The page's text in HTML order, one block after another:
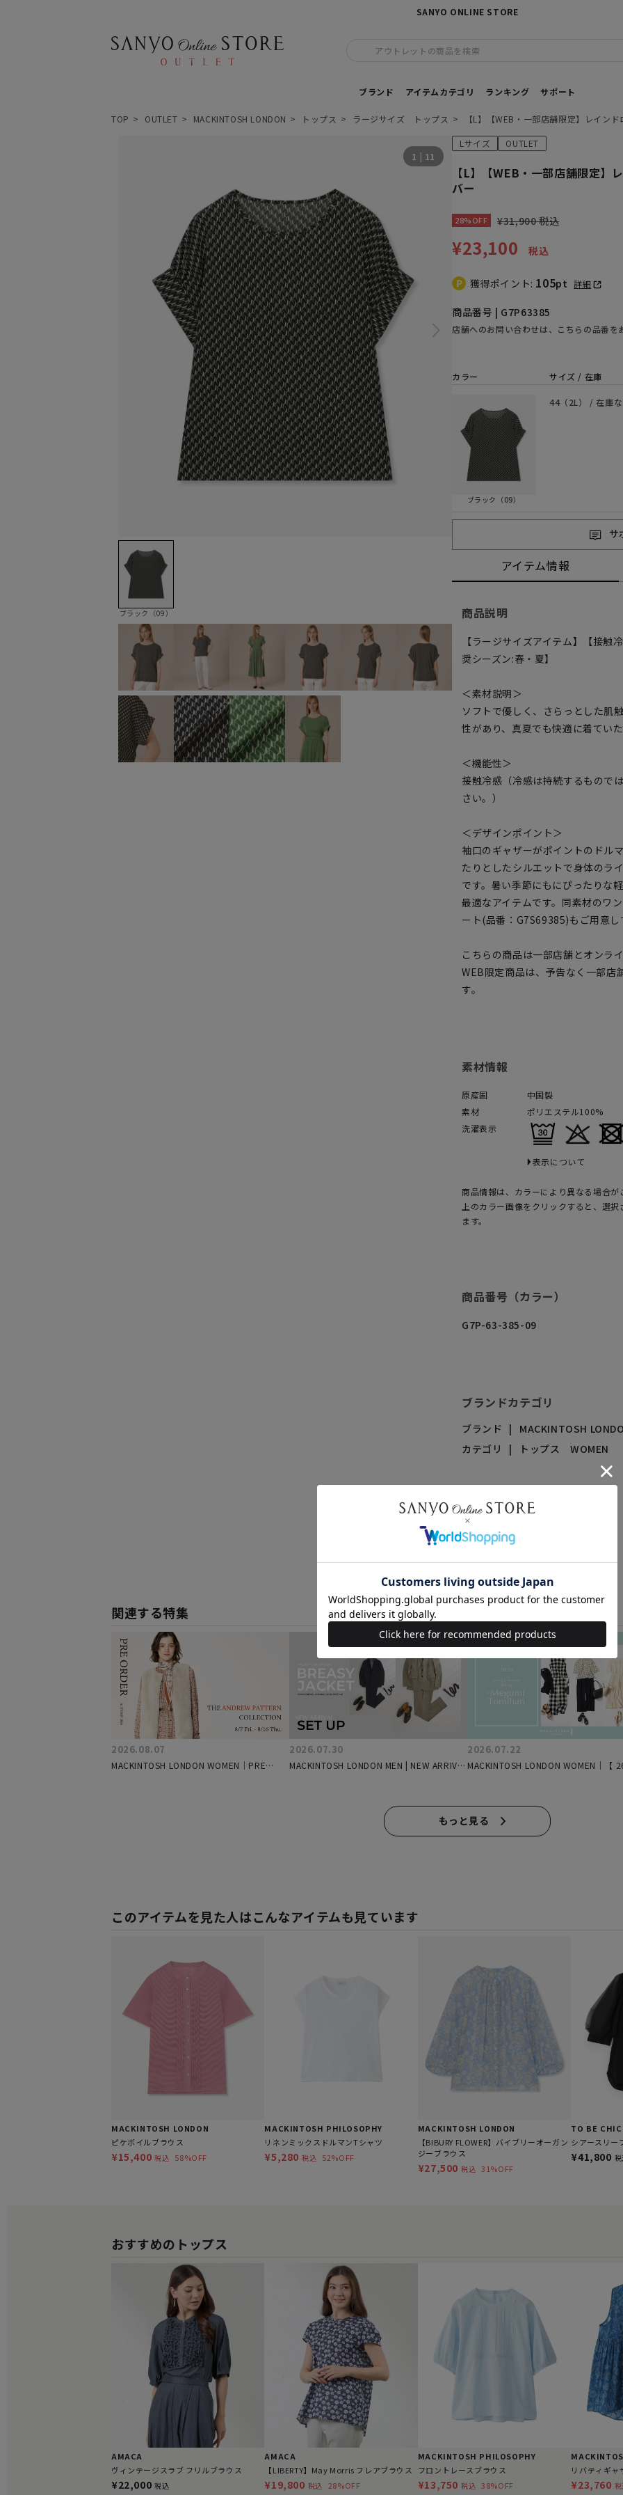
SANYO ONLINE STORE
アウトレットの商品を検索
ブランド アイテムカテゴリ ランキング サポート
TOP OUTLET MACKINTOSH LONDON トップス ラージサイズ トップス 【L】【WEB・一部店舗限定】レイン
1 | 11
ブラック（09）
Lサイズ OUTLET
【L】【WEB・一部店舗限定】
バー
28%OFF ¥31,900 税込
¥23,100 税込
獲得ポイント: 105pt 詳細
商品番号 | G7P63385
店舗へのお問い合わせは、こちらの品番を
カラー サイズ / 在庫
ブラック（09）
44（2L） / 在庫
サ
アイテム情報
商品説明
【ラージサイズアイテム】【接触
奨シーズン:春・夏】
＜素材説明＞
ソフトで優しく、さらっとした肌
性があり、真夏でも快適に着てい
＜機能性＞
接触冷感（冷感は持続するもので
さい。）
＜デザインポイント＞
袖口のギャザーがポイントのドル
たりとしたシルエットで身体のラ
です。暑い季節にもにぴったりな
最適なアイテムです。同素材のワ
ート(品番：G7S69385)もご用意
こちらの商品は一部店舗とオンラ
WEB限定商品は、予告なく一部店
す。
素材情報
原産国
中国製
素材
ポリエステル100%
洗濯表示
表示について
商品情報は、カラーにより異なる場合が
上のカラー画像をクリックすると、選
ます。
商品番号（カラー）
G7P-63-385-09
ブランドカテゴリ
ブランド
MACKINTOSH
カテゴリ
トップス WOMEN
SNSシェア
関連する特集
2026.08.07
MACKINTOSH LONDON WOMEN｜PRE
2026.07.30
MACKINTOSH LONDON MEN | NEW ARRIVAL
2026.07.22
MACKINTOSH LONDON WOMEN｜【
もっと見る
このアイテムを見た人はこんなアイテムも見ています
MACKINTOSH LONDON
ピケボイルブラウス
¥15,400 税込 58%OFF
MACKINTOSH PHILOSOPHY
リネンミックスドルマンTシャツ
¥5,280 税込 52%OFF
MACKINTOSH LONDON
【BIBURY FLOWER】バイブリーオーガン
ジーブラウス
¥27,500 税込 31%OFF
TO BE CHIC
シアースリー
¥41,800
おすすめのトップス
AMACA
ヴィンテージスラブ フリルブラウス
¥22,000 税込
AMACA
【LIBERTY】May Morris フレアブラウス
¥19,800 税込 28%OFF
MACKINTOSH PHILOSOPHY
フロントレースブラウス
¥13,750 税込 38%OFF
リバティギャ
¥23,760